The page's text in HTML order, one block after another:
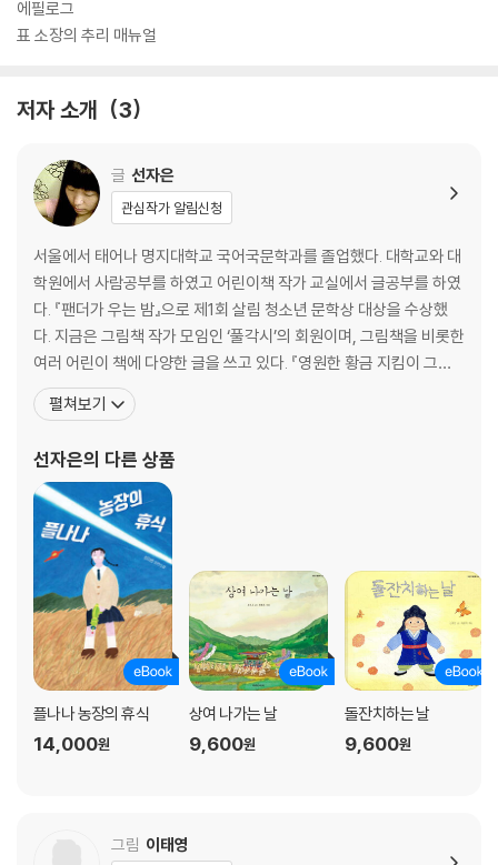
에필로그
표 소장의 추리 매뉴얼
저자 소개 3
글 선자은
관심작가 알림신청
서울에서 태어나 명지대학교 국어국문학과를 졸업했다. 대학교와 대
학원에서 사람공부를 하였고 어린이책 작가 교실에서 글공부를 하였
다. 『팬더가 우는 밤』으로 제1회 살림 청소년 문학상 대상을 수상했
다. 지금은 그림책 작가 모임인 ‘풀각시’의 회원이며, 그림책을 비롯한
여러 어린이 책에 다양한 글을 쓰고 있다. 『영원한 황금 지킴이 그리
핀』, 『꼬마해녀와 물할망』, 『상여 나가는 날』을 비롯한 다수의 그림책
과 동화책 『위험한 게임 마니또』, 『화장실 귀』, 게임왕』, 『예쁜 얼굴
붕의 나나』, 『엘리스 월드』
펼쳐보기
선자은의 다른 상품
플나나 농장의 휴식
14,000원
상여 나가는 날
9,600원
돌잔치하는 날
9,600원
그림 이태영